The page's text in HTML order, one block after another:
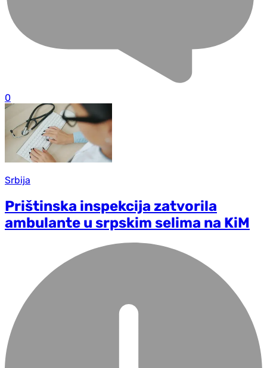
0
Srbija
Prištinska inspekcija zatvorila
ambulante u srpskim selima na KiM